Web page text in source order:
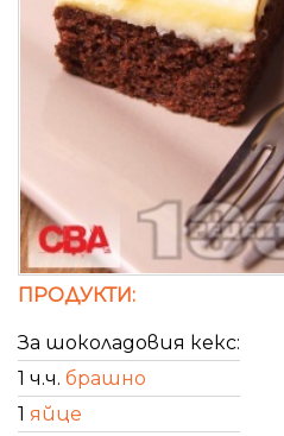
ПРОДУКТИ:
За шоколадовия кекс:
1 ч.ч. брашно
1 яйце